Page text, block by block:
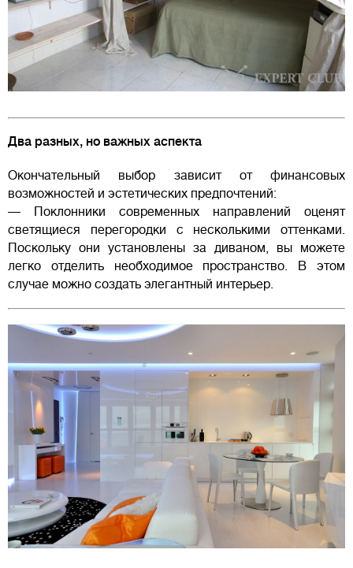
Два разных, но важных аспекта
Окончательный выбор зависит от финансовых
возможностей и эстетических предпочтений:
— Поклонники современных направлений оценят
светящиеся перегородки с несколькими оттенками.
Поскольку они установлены за диваном, вы можете
легко отделить необходимое пространство. В этом
случае можно создать элегантный интерьер.